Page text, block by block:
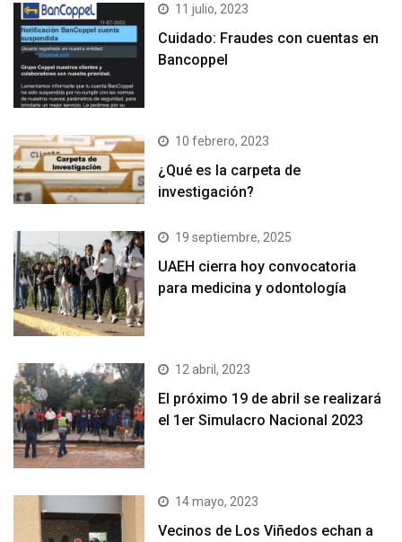
11 julio, 2023
Cuidado: Fraudes con cuentas en
Bancoppel
10 febrero, 2023
¿Qué es la carpeta de
investigación?
19 septiembre, 2025
UAEH cierra hoy convocatoria
para medicina y odontología
12 abril, 2023
El próximo 19 de abril se realizará
el 1er Simulacro Nacional 2023
14 mayo, 2023
Vecinos de Los Viñedos echan a